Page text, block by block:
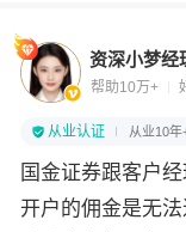
资深小梦经
帮助10万+
从业认证 从业10年
国金证券跟客户
开户的佣金是无